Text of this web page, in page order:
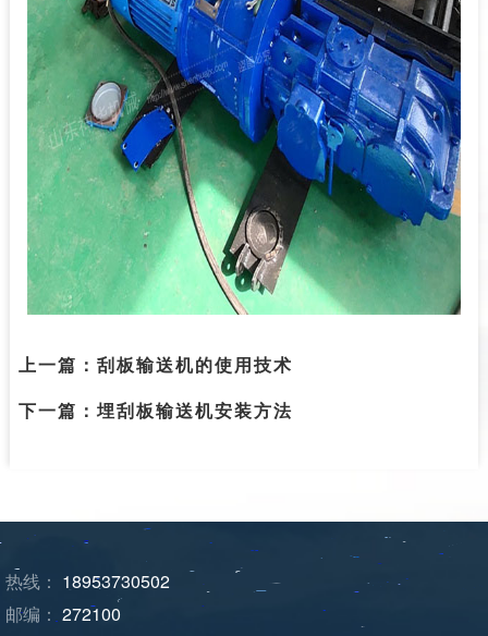
上一篇： 刮板输送机的使用技术
下一篇： 埋刮板输送机安装方法
热线： 18953730502
邮编： 272100